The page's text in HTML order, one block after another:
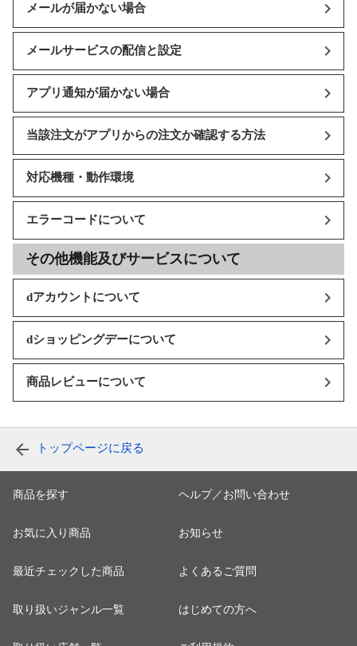
メールが届かない場合
メールサービスの配信と設定
アプリ通知が届かない場合
当該注文がアプリからの注文か確認する方法
対応機種・動作環境
エラーコードについて
その他機能及びサービスについて
dアカウントについて
dショッピングデーについて
商品レビューについて
トップページに戻る
商品を探す
お気に入り商品
最近チェックした商品
取り扱いジャンル一覧
ヘルプ／お問い合わせ
お知らせ
よくあるご質問
はじめての方へ